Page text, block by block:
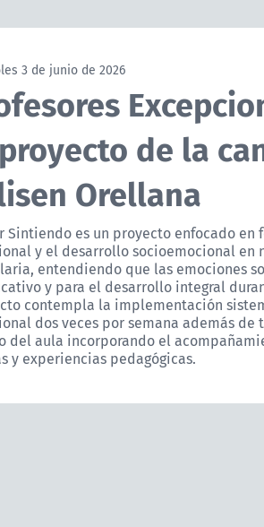
3 de junio de 2026
de la
Orellana
Sintiendo es un proyecto enfocado
y el desarrollo socioemocional en
entendiendo que las emociones
y para el desarrollo integral
contempla la implementación
dos veces por semana además
del aula incorporando el
y experiencias pedagógicas.